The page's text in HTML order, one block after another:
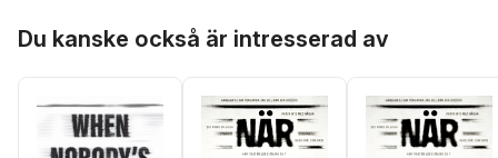
Du kanske också är intresserad av